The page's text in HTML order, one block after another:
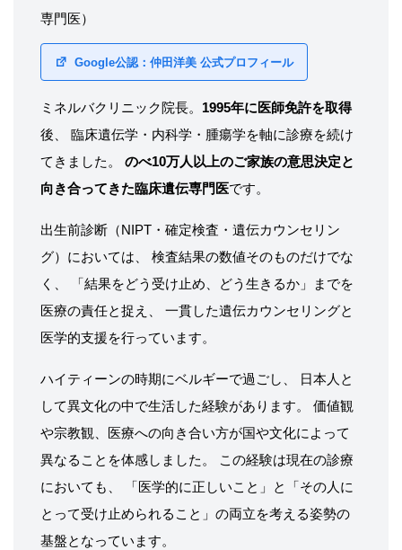
専門医）
Google公認：仲田洋美 公式プロフィール
ミネルバクリニック院長。 1995年に医師免許を取得
後、 臨床遺伝学・内科学・腫瘍学を軸に診療を続け
てきました。 のべ10万人以上のご家族の意思決定と
向き合ってきた臨床遺伝専門医です。
出生前診断（NIPT・確定検査・遺伝カウンセリン
グ）においては、 検査結果の数値そのものだけでな
く、 「結果をどう受け止め、どう生きるか」までを
医療の責任と捉え、 一貫した遺伝カウンセリングと
医学的支援を行っています。
ハイティーンの時期にベルギーで過ごし、 日本人と
して異文化の中で生活した経験があります。 価値観
や宗教観、医療への向き合い方が国や文化によって
異なることを体感しました。 この経験は現在の診療
においても、 「医学的に正しいこと」と「その人に
とって受け止められること」の両立を考える姿勢の
基盤となっています。